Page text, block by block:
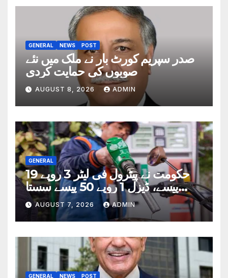
GENERAL NEWS POST
صدر سپریم کورٹ بار نے ملک میں نئے
صوبوں کی حمایت کردی
AUGUST 8, 2026 ADMIN
GENERAL
حکومت نے پیٹرول فی لیٹر 3 روپے 19
پیسے، ڈیزل 1 روپے 50 پیسے سستا
کردیا
AUGUST 7, 2026 ADMIN
GENERAL NEWS POST